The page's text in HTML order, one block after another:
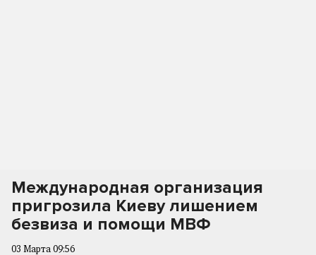
Международная организация
пригрозила Киеву лишением
безвиза и помощи МВФ
03 Марта 09:56